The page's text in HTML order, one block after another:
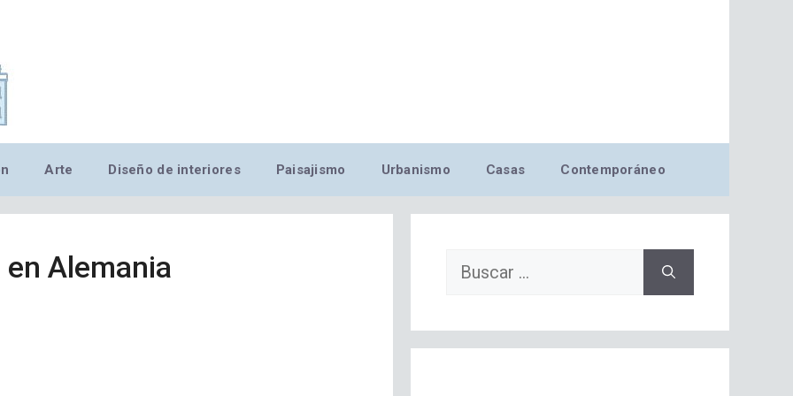
Arte Diseño de interiores Paisajismo Urbanismo Casas Contemporáneo
Alemania Buscar: